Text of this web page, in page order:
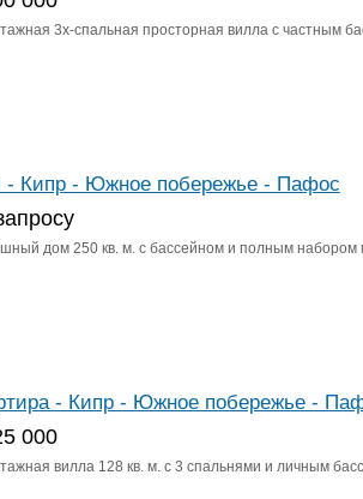
3х-спальная просторная вилла с частным
Кипр - Южное побережье - Пафос
дом 250 кв. м. с бассейном и полным набором
- Кипр - Южное побережье -
000
вилла 128 кв. м. с 3 спальнями и личным